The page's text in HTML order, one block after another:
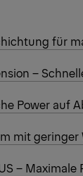
für
–
Power auf
mit geringer
–